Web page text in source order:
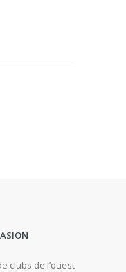
clubs de l’ouest